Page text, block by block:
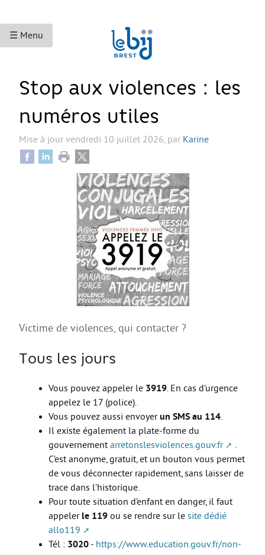
☰ Menu
ACCUEIL
ACCÈS AUX DROITS
Bourses et aides financières
Se déplacer
Droits du travail
Accès aux soins
Accès aux droits et à la justice
Étranger·es en France
Agir au quotidien
Créer mon entreprise
EMPLOI
Préparer sa candidature
Chercher un job
Qui peut m’accompagner ?
Les offres
ETUDES / FORMATION
L’orientation
Les stages
Stop aux violences : les
numéros utiles
Mise à jour vendredi 10 juillet 2026, par Karine
Victime de violences, qui contacter ?
Tous les jours
Vous pouvez appeler le 3919 . En cas d’urgence
appelez le 17 (police).
Vous pouvez aussi envoyerun SMS au 114
Il existe également la plate-forme du
gouvernement arretonslesviolences.gouv.fr
C’est anonyme, gratuit, et un bouton vous permet
de vous déconnecter rapidement, sans laisser de
trace dans l’historique.
Pour toute situation d’enfant en danger, il faut
appeler le 119 ou se rendre sur le site dédié
allo119
Tél : 3020 - https://www.education.gouv.fr/non-